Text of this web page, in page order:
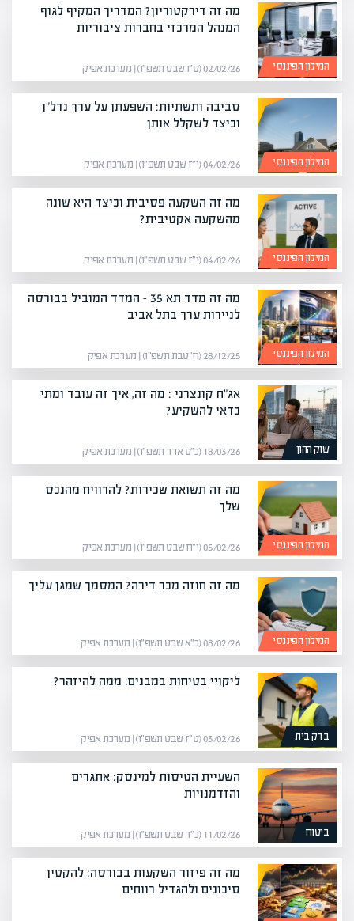
המילון הפיננסי
מה זה דירקטוריון? המדריך המקיף לגוף
המנהל המרכזי בחברות ציבוריות
02/02/26 (ט״ו שבט תשפ״ו) | מערכת אפיק
המילון הפיננסי
סביבה ותשתיות: השפעתן על ערך נדל"ן
וכיצד לשקלל אותן
04/02/26 (י״ז שבט תשפ״ו) | מערכת אפיק
המילון הפיננסי
מה זה השקעה פסיבית וכיצד היא שונה
מהשקעה אקטיבית?
04/02/26 (י״ז שבט תשפ״ו) | מערכת אפיק
המילון הפיננסי
מה זה מדד תא 35 – המדד המוביל בבורסה
לניירות ערך בתל אביב
28/12/25 (ח׳ טבת תשפ״ו) | מערכת אפיק
שוק ההון
אג"ח קונצרני : מה זה, איך זה עובד ומתי
כדאי להשקיע?
18/03/26 (כ״ט אדר תשפ״ו) | מערכת אפיק
המילון הפיננסי
מה זה תשואת שכירות? להרוויח מהנכס
שלך
05/02/26 (י״ח שבט תשפ״ו) | מערכת אפיק
המילון הפיננסי
מה זה חוזה מכר דירה? המסמך שמגן עליך
08/02/26 (כ״א שבט תשפ״ו) | מערכת אפיק
בדק בית
ליקויי בטיחות במבנים: ממה להיזהר?
03/02/26 (ט״ז שבט תשפ״ו) | מערכת אפיק
ביטוח
השעיית הטיסות למינסק: אתגרים
והזדמנויות
11/02/26 (כ״ד שבט תשפ״ו) | מערכת אפיק
מה זה פיזור השקעות בבורסה: להקטין
סיכונים ולהגדיל רווחים